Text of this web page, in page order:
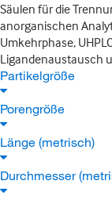
Säulen für die
anorganischen
Umkehrphase,
Ligandenaustausch
Partikelgröße
Porengröße
Länge (metrisch)
Durchmesser